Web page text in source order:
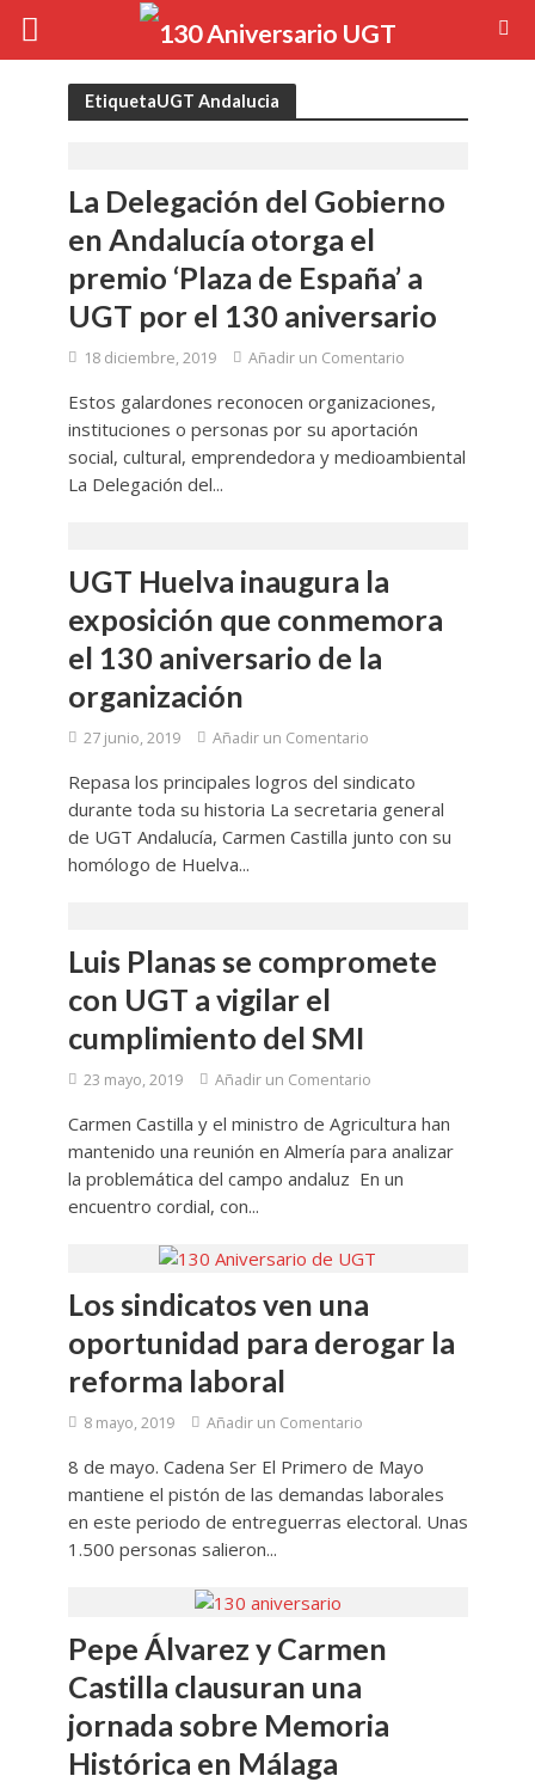
EtiquetaUGT Andalucia
La Delegación del Gobierno
en Andalucía otorga el
premio ‘Plaza de España’ a
UGT por el 130 aniversario
18 diciembre, 2019 Añadir un Comentario
Estos galardones reconocen organizaciones,
instituciones o personas por su aportación
social, cultural, emprendedora y medioambiental
La Delegación del...
UGT Huelva inaugura la
exposición que conmemora
el 130 aniversario de la
organización
27 junio, 2019 Añadir un Comentario
Repasa los principales logros del sindicato
durante toda su historia La secretaria general
de UGT Andalucía, Carmen Castilla junto con su
homólogo de Huelva...
Luis Planas se compromete
con UGT a vigilar el
cumplimiento del SMI
23 mayo, 2019 Añadir un Comentario
Carmen Castilla y el ministro de Agricultura han
mantenido una reunión en Almería para analizar
la problemática del campo andaluz En un
encuentro cordial, con...
Los sindicatos ven una
oportunidad para derogar la
reforma laboral
8 mayo, 2019 Añadir un Comentario
8 de mayo. Cadena Ser El Primero de Mayo
mantiene el pistón de las demandas laborales
en este periodo de entreguerras electoral. Unas
1.500 personas salieron...
Pepe Álvarez y Carmen
Castilla clausuran una
jornada sobre Memoria
Histórica en Málaga